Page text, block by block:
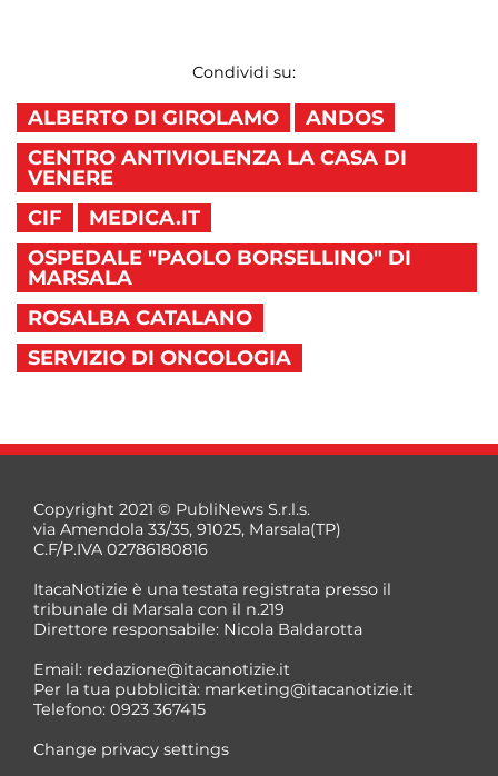
Condividi su:
ALBERTO DI GIROLAMO
ANDOS
CENTRO ANTIVIOLENZA LA CASA DI
VENERE
CIF
MEDICA.IT
OSPEDALE "PAOLO BORSELLINO" DI
MARSALA
ROSALBA CATALANO
SERVIZIO DI ONCOLOGIA
Copyright 2021 © PubliNews S.r.l.s.
via Amendola 33/35, 91025, Marsala(TP)
C.F/P.IVA 02786180816
ItacaNotizie è una testata registrata presso il
tribunale di Marsala con il n.219
Direttore responsabile: Nicola Baldarotta
Email: redazione@itacanotizie.it
Per la tua pubblicità: marketing@itacanotizie.it
Telefono: 0923 367415
Change privacy settings